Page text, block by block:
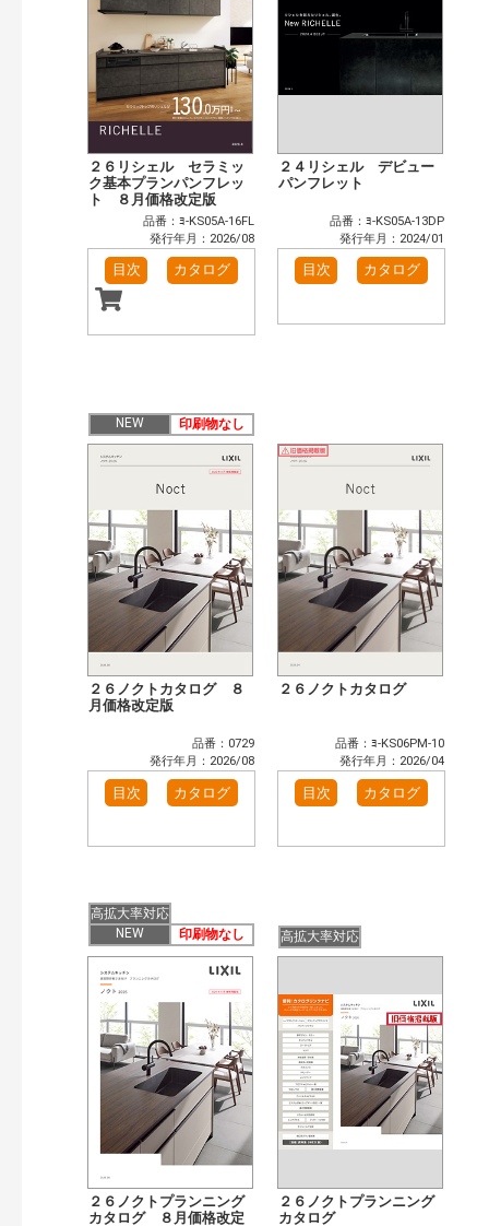
２６リシェル セラミッ
ク基本プランパンフレッ
ト ８月価格改定版
品番：ﾖ-KS05A-16FL
発行年月：2026/08
目次 カタログ
２４リシェル デビュー
パンフレット
品番：ﾖ-KS05A-13DP
発行年月：2024/01
目次 カタログ
NEW 印刷物なし
２６ノクトカタログ ８
月価格改定版
品番：0729
発行年月：2026/08
目次 カタログ
２６ノクトカタログ
品番：ﾖ-KS06PM-10
発行年月：2026/04
目次 カタログ
高拡大率対応
NEW
印刷物なし
２６ノクトプランニング
カタログ ８月価格改定
高拡大率対応
２６ノクトプランニング
カタログ